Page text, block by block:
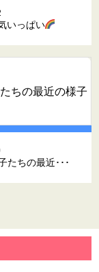
いっぱい
ちの最近の様子
たちの最近･･･